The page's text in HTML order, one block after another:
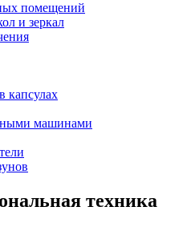
помещений
и зеркал
капсулах
машинами
техника